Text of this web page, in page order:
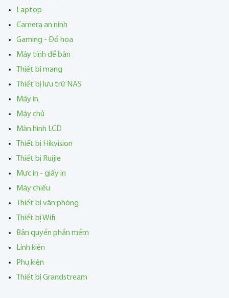
Laptop
Camera an ninh
Gaming - Đồ họa
Máy tính để bàn
Thiết bị mạng
Thiết bị lưu trữ NAS
Máy in
Máy chủ
Màn hình LCD
Thiết bị Hikvision
Thiết bị Ruijie
Mực in - giấy in
Máy chiếu
Thiết bị văn phòng
Thiết bị Wifi
Bản quyền phần mềm
Linh kiện
Phụ kiện
Thiết bị Grandstream